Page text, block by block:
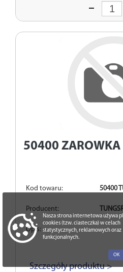
Wprowadź
50400
Kod towaru: 50400
Producent:
Opis:
Szczegóły produktu >
Nasza strona internetowa używa
cookies (tzw. ciasteczka) w celach
statystycznych, reklamowych oraz
funkcjonalnych.
OK